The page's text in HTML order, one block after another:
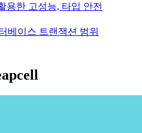
용한 고성능, 타입 안전
베이스 트랜잭션 범위